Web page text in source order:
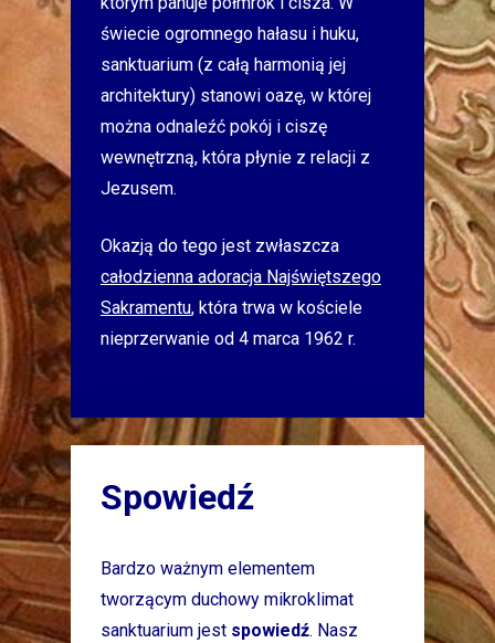
świecie ogromnego hałasu i huku,
sanktuarium (z całą harmonią jej
architektury) stanowi oazę, w której
można odnaleźć pokój i ciszę
wewnętrzną, która płynie z relacji z
Jezusem.
Okazją do tego jest zwłaszcza
całodzienna adoracja Najświętszego
Sakramentu, która trwa w kościele
nieprzerwanie od 4 marca 1962 r.
Spowiedź
Bardzo ważnym elementem
tworzącym duchowy mikroklimat
sanktuarium jest spowiedź. Nasz